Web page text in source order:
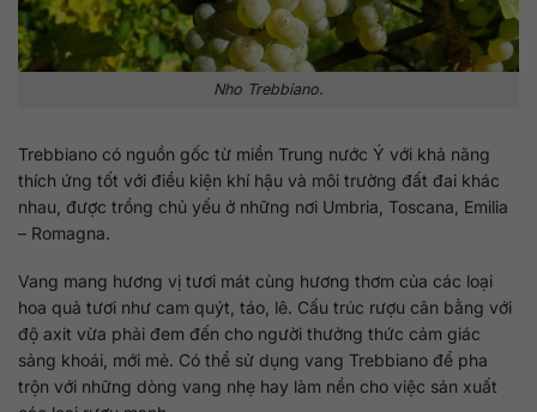
Nho Trebbiano.
Trebbiano có nguồn gốc từ miền Trung nước Ý với khả năng
thích ứng tốt với điều kiện khí hậu và môi trường đất đai khác
nhau, được trồng chủ yếu ở những nơi Umbria, Toscana, Emilia
– Romagna.
Vang mang hương vị tươi mát cùng hương thơm của các loại
hoa quả tươi như cam quýt, táo, lê. Cấu trúc rượu cân bằng với
độ axit vừa phải đem đến cho người thưởng thức cảm giác
sảng khoái, mới mẻ. Có thể sử dụng vang Trebbiano để pha
trộn với những dòng vang nhẹ hay làm nền cho việc sản xuất